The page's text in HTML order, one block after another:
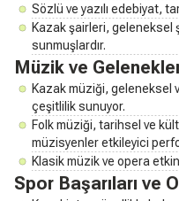
Sözlü ve yazılı edebiyat,
Kazak şairleri, geleneksel
sunmuşlardır.
Müzik ve
Kazak müziği, geleneksel
çeşitlilik sunuyor.
Folk müziği, tarihsel ve
müzisyenler etkileyici
Klasik müzik ve opera
Spor Başarıları ve